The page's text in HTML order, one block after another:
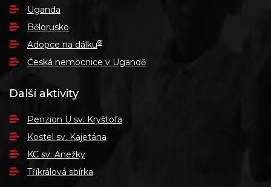
Uganda
Bělorusko
Adopce na dálku®
Česká nemocnice v Ugandě
Další aktivity
Penzion U sv. Kryštofa
Kostel sv. Kajetána
KC sv. Anežky
Tříkrálová sbírka